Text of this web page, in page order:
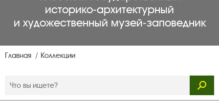
историко‑архитектурный
и художественный музей‑заповедник
Главная Коллекции